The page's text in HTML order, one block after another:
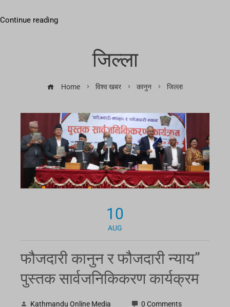
Continue reading
जिल्ला
Home विश्व खबर कानुन जिल्ला
10
AUG
फौजदारी कानुन र फौजदारी न्याय”
पुस्तक सार्वजनिकिकरण कार्यक्रम
Kathmandu Online Media
0 Comments